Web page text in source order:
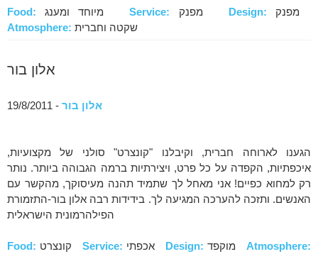
Food: מיוחד ומענגService: Design:
Atmosphere: שקטה וחברית
אלון בור
אלון בור - 19/8/2011
הגענו לארוחה חברית, וקיבלנו "קונצרט" סולני של מקצועיות,
איכפתיות, הקפדה על כל פרט, ויצירתיות ברמה הגבוהה ביותר. נותר
רק למחוא כפיים! אני מאחל לך שתמיד תהנה מעיסוקך, מהקשר עם
האנשים. ותזכה להערכה המגיעה לך. בידידות רבה אלון בור-התזמורת
הפילהרמונית הישראלית
Food: Service: Design:
Atmosphere: